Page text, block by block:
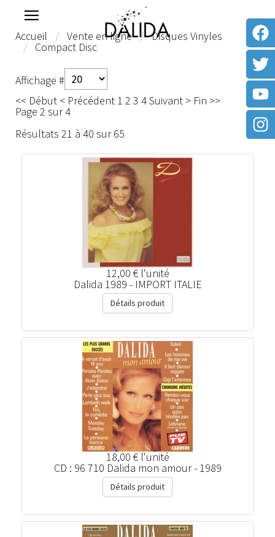
Accueil Vente en ligne Disques Vinyles
Compact Disc
Affichage #
<< Début < Précédent 1 2 3 4Suivant > Fin >>
Page 2 sur 4
Résultats 21 à 40 sur 65
12,00 € l'unité
Dalida 1989 - IMPORT ITALIE
Détails produit
18,00 € l'unité
CD : 96 710 Dalida mon amour - 1989
Détails produit